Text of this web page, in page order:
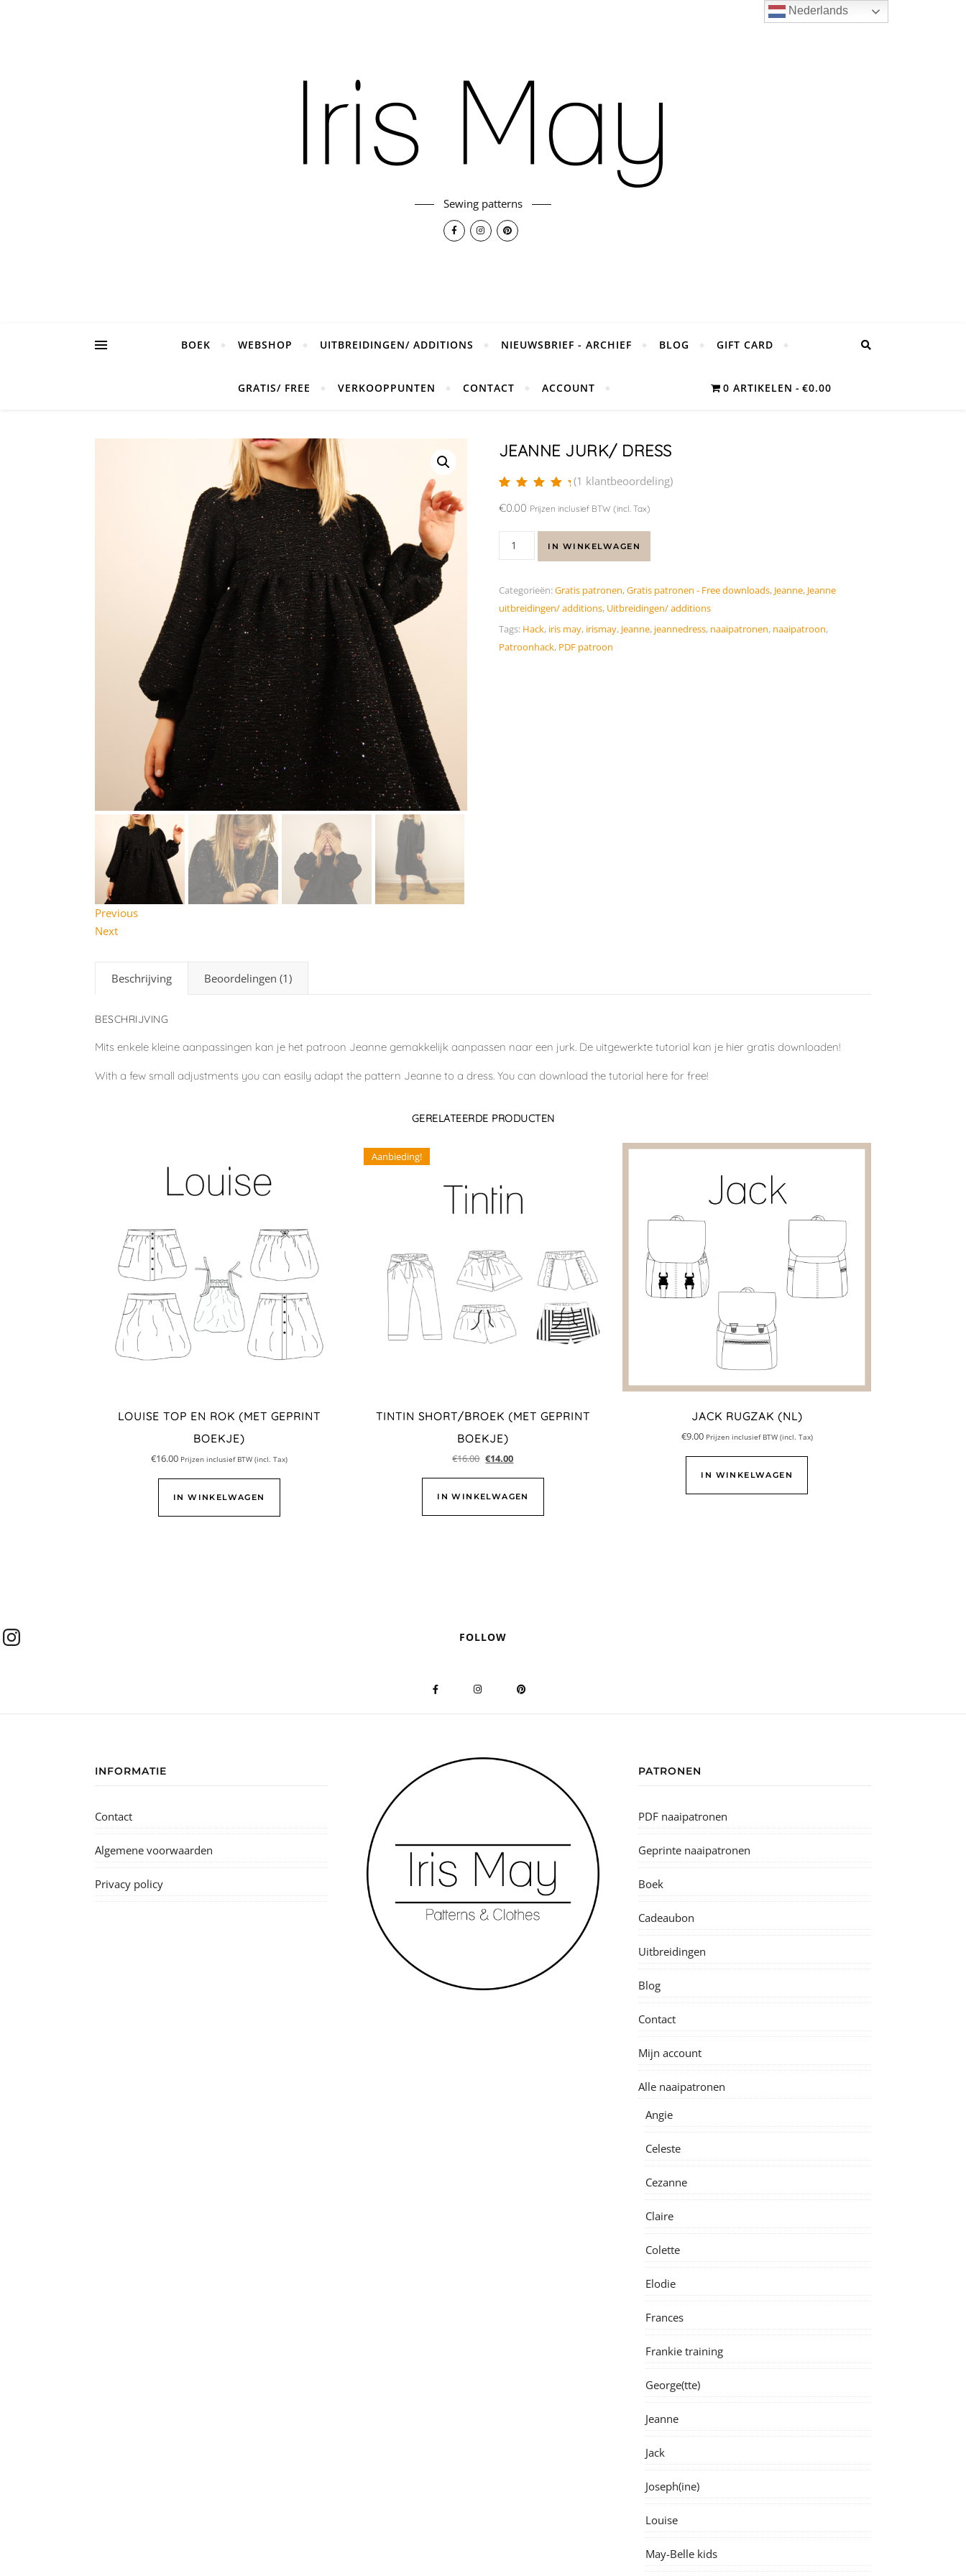
Sewing patterns
BOEK WEBSHOP UITBREIDINGEN/ ADDITIONS NIEUWSBRIEF - ARCHIEF BLOG GIFT CARD
GRATIS/ FREE VERKOOPPUNTEN CONTACT ACCOUNT 0 ARTIKELEN €0.00
Previous
Next
JEANNE JURK/ DRESS
5.00op 5
klantbeoordeling
(1 klantbeoordeling)
€0.00 Prijzen inclusief BTW (incl. Tax)
IN WINKELWAGEN
Categorieën:Gratis patronen,Gratis patronen - Free downloads, Jeanne, Jeanne
uitbreidingen/ additions, Uitbreidingen/ additions
Tags: Hack, iris may, irismay, Jeanne, jeannedress, naaipatronen, naaipatroon,
Patroonhack, PDF patroon
Beschrijving Beoordelingen (1)
BESCHRIJVING
Mits enkele kleine aanpassingen kan je het patroon Jeanne gemakkelijk aanpassen naar een jurk. De uitgewerkte tutorial kan je hier gratis downloaden!
With a few small adjustments you can easily adapt the pattern Jeanne to a dress. You can download the tutorial here for free!
GERELATEERDE PRODUCTEN
LOUISE TOP EN ROK (MET GEPRINT
BOEKJE)
€16.00 Prijzen inclusief BTW (incl. Tax)
IN WINKELWAGEN
Aanbieding!
TINTIN SHORT/BROEK (MET GEPRINT
BOEKJE)
€16.00 €14.00
IN WINKELWAGEN
JACK RUGZAK (NL)
€9.00 Prijzen inclusief BTW (incl. Tax)
IN WINKELWAGEN
FOLLOW
INFORMATIE
Contact
Algemene voorwaarden
Privacy policy
PATRONEN
PDF naaipatronen
Geprinte naaipatronen
Boek
Cadeaubon
Uitbreidingen
Blog
Contact
Mijn account
Alle naaipatronen
Angie
Celeste
Cezanne
Claire
Colette
Elodie
Frances
Frankie training
George(tte)
Jeanne
Jack
Joseph(ine)
Louise
May-Belle kids
Nederlands